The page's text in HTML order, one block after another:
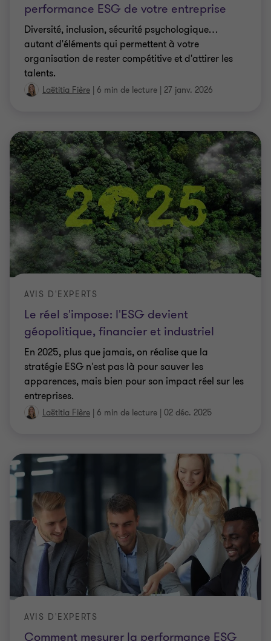
performance ESG de votre entreprise
Diversité, inclusion, sécurité psychologique…
autant d'éléments qui permettent à votre
organisation de rester compétitive et d'attirer les
talents.
Laëtitia Fière | 6 min de lecture | 27 janv. 2026
Le réel s'impose: l'ESG devient
géopolitique, financier et industriel
AVIS D'EXPERTS
En 2025, plus que jamais, on réalise que la
stratégie ESG n'est pas là pour sauver les
apparences, mais bien pour son impact réel sur les
entreprises.
Laëtitia Fière | 6 min de lecture | 02 déc. 2025
Comment mesurer la performance ESG
AVIS D'EXPERTS